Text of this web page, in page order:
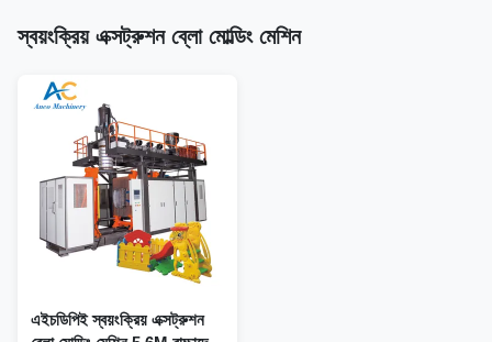
স্বয়ংক্রিয় এক্সট্রুশন ব্লো মোল্ডিং মেশিন
এইচডিপিই স্বয়ংক্রিয় এক্সট্রুশন